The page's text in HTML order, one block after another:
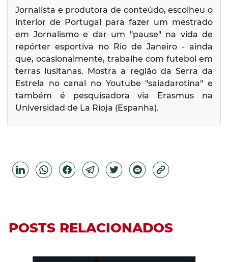
Jornalista e produtora de conteúdo, escolheu o
interior de Portugal para fazer um mestrado
em Jornalismo e dar um "pause" na vida de
repórter esportiva no Rio de Janeiro - ainda
que, ocasionalmente, trabalhe com futebol em
terras lusitanas. Mostra a região da Serra da
Estrela no canal no Youtube "saiadarotina" e
também é pesquisadora via Erasmus na
Universidad de La Rioja (Espanha).
POSTS RELACIONADOS